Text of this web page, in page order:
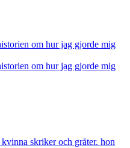
om hur jag gjorde mig
om hur jag gjorde mig